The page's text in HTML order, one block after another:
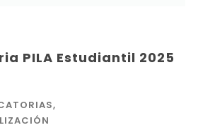
PILA Estudiantil 2025
,